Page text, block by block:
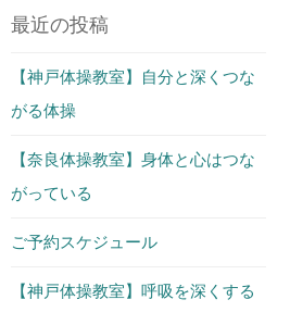
最近の投稿
【神戸体操教室】自分と深くつな
がる体操
【奈良体操教室】身体と心はつな
がっている
ご予約スケジュール
【神戸体操教室】呼吸を深くする